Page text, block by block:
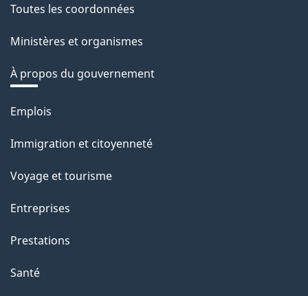
Toutes les coordonnées
Ministères et organismes
À propos du gouvernement
Thèmes
sujets
Emplois
Immigration et citoyenneté
Voyage et tourisme
Entreprises
Prestations
Santé